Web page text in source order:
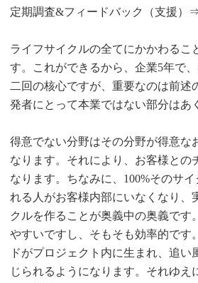
定期調査&フィードバック（支援）
ライフサイクルの全てにかかわる
す。これができるから、企業5年で
二回の核心ですが、重要なのは前
発者にとって本業ではない部分はあ
得意でない分野はその分野が得意な
なります。それにより、お客様との
なります。ちなみに、100%そのサ
れる人がお客様内部にいなくなり、
クルを作ることが奥義中の奥義で
やすいですし、そもそも効率的です
ドがプロジェクト内に生まれ、追
じられるようになります。それゆえ